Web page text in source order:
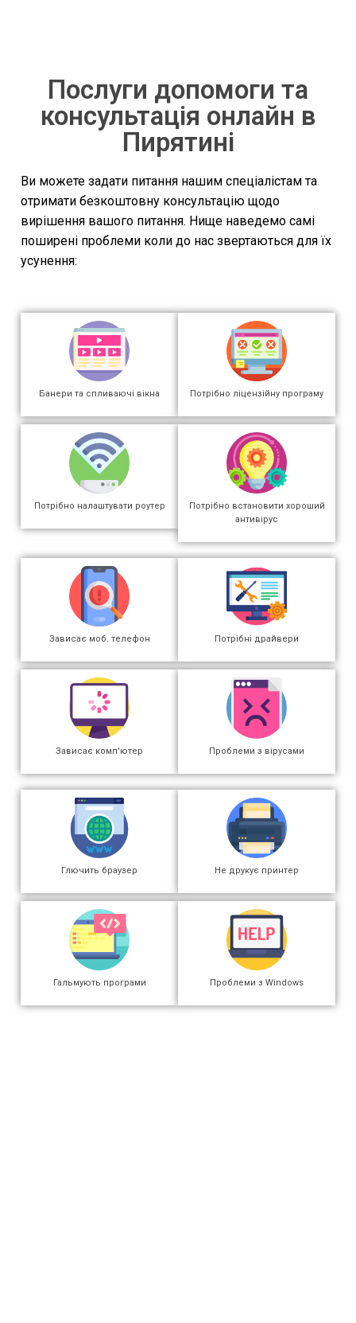
Послуги допомоги та
консультація онлайн в
Пирятині
Ви можете задати питання нашим спеціалістам та
отримати безкоштовну консультацію щодо
вирішення вашого питання. Нище наведемо самі
поширені проблеми коли до нас звертаються для їх
усунення:
Банери та спливаючі вікна Потрібно ліцензійну програму
Потрібно налаштувати роутер
Потрібно встановити хороший
антивірус
Зависає моб. телефон Потрібні драйвери
Зависає комп'ютер Проблеми з вірусами
Глючить браузер Не друкує принтер
Гальмують програми Проблеми з Windows